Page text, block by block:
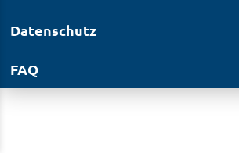
Datenschutz
FAQ